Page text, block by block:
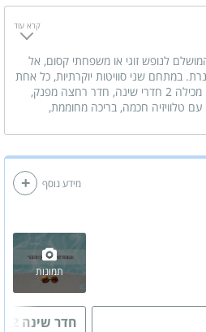
לנופש זוגי או משפחתי קסום, אל
במתחם שני סוויטות יוקרתיות, כל אחת
מציעה פרטיות מלאה. כל סוויטה מכילה 2 חדרי שינה, חדר רחצה מפנק,
טלוויזיה חכמה, בריכה מחוממת,
לפני כניסת השבת*
העליונה*
משתלמים ומפנקים ביותר!
קרא עוד
תמונות
חדר שינה 2
מידע נוסף